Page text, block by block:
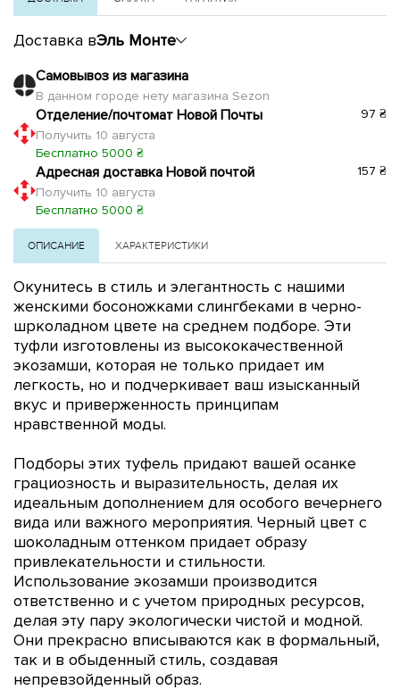
Доставка вЭль Монте
Самовывоз из магазина
В данном городе нету магазина Sezon
Отделение/почтомат Новой Почты
Получить 10 августа
Бесплатно 5000 ₴
97 ₴
Адресная доставка Новой почтой
Получить 10 августа
Бесплатно 5000 ₴
157 ₴
ОПИСАНИЕ ХАРАКТЕРИСТИКИ
Окунитесь в стиль и элегантность с нашими
женскими босоножками слингбеками в черно-
шрколадном цвете на среднем подборе. Эти
туфли изготовлены из высококачественной
экозамши, которая не только придает им
легкость, но и подчеркивает ваш изысканный
вкус и приверженность принципам
нравственной моды.
Подборы этих туфель придают вашей осанке
грациозность и выразительность, делая их
идеальным дополнением для особого вечернего
вида или важного мероприятия. Черный цвет с
шоколадным оттенком придает образу
привлекательности и стильности.
Использование экозамши производится
ответственно и с учетом природных ресурсов,
делая эту пару экологически чистой и модной.
Они прекрасно вписываются как в формальный,
так и в обыденный стиль, создавая
непревзойденный образ.